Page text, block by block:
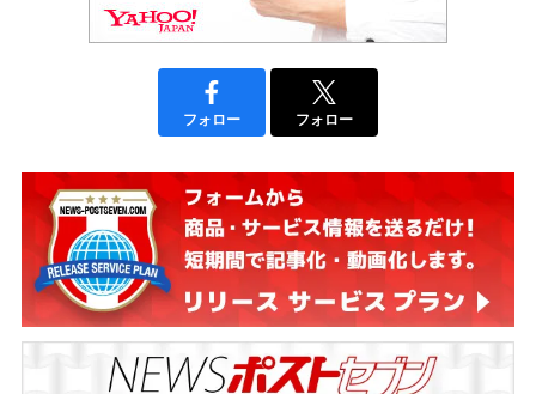
フォロー フォロー